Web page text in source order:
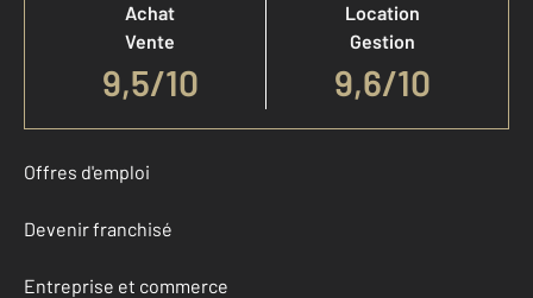
Achat
Vente
9,5/10
Location
Gestion
9,6/10
Offres d'emploi
Devenir franchisé
Entreprise et commerce